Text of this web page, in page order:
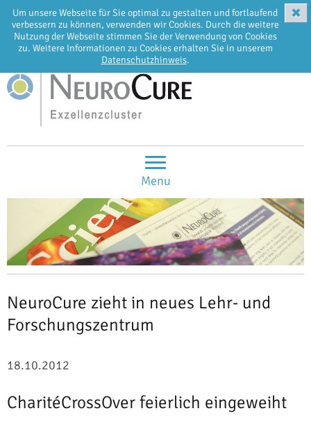
Um unsere Webseite für Sie optimal zu gestalten und fortlaufend
verbessern zu können, verwenden wir Cookies. Durch die weitere
Nutzung der Webseite stimmen Sie der Verwendung von Cookies
zu. Weitere Informationen zu Cookies erhalten Sie in unserem
Datenschutzhinweis.
✖
EN DE
Menu
NeuroCure zieht in neues Lehr- und
Forschungszentrum
18.10.2012
CharitéCrossOver feierlich eingeweiht